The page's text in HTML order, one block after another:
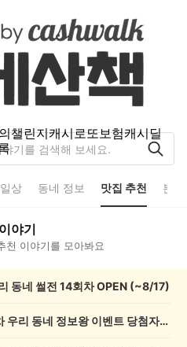
챌린지캐시로또보험캐시딜
상 동네 정보 맛집 추천 분
이야기
천 이야기를 모아봐요
동네 썰전 14회차 OPEN (~8/17)
💰[당첨자 발표] 26회차 우리 동네 정보왕 이벤트 당첨자를 발표합니다!